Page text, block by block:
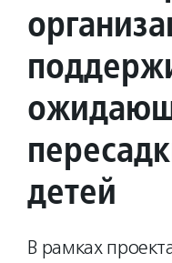
детей
В рамках